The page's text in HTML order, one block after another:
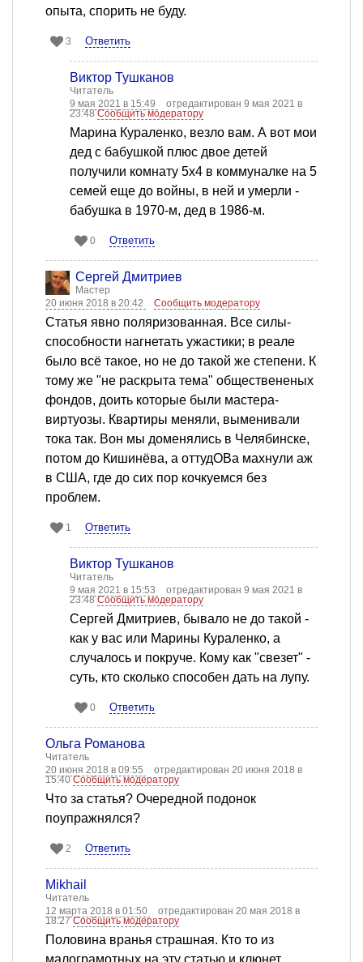
опыта, спорить не буду.
3 Ответить
Виктор Тушканов
Читатель
9 мая 2021 в 15:49
отредактирован 9 мая 2021 в
23:48Сообщить модератору
Марина Кураленко, везло вам. А вот мои
дед с бабушкой плюс двое детей
получили комнату 5х4 в коммуналке на 5
семей еще до войны, в ней и умерли -
бабушка в 1970-м, дед в 1986-м.
0 Ответить
Сергей Дмитриев
Мастер
20 июня 2018 в 20:42
Сообщить модератору
Статья явно поляризованная. Все силы-
способности нагнетать ужастики; в реале
было всё такое, но не до такой же степени. К
тому же "не раскрыта тема" обществененых
фондов, доить которые были мастера-
виртуозы. Квартиры меняли, выменивали
тока так. Вон мы доменялись в Челябинске,
потом до Кишинёва, а оттудОВа махнули аж
в США, где до сих пор кочкуемся без
проблем.
1 Ответить
Виктор Тушканов
Читатель
9 мая 2021 в 15:53
отредактирован 9 мая 2021 в
23:48Сообщить модератору
Сергей Дмитриев, бывало не до такой -
как у вас или Марины Кураленко, а
случалось и покруче. Кому как "свезет" -
суть, кто сколько способен дать на лупу.
0 Ответить
Ольга Романова
Читатель
20 июня 2018 в 09:55
отредактирован 20 июня 2018 в
15:40Сообщить модератору
Что за статья? Очередной подонок
поупражнялся?
2 Ответить
Mikhail
Читатель
12 марта 2018 в 01:50
отредактирован 20 мая 2018 в
18:27Сообщить модератору
Половина вранья страшная. Кто то из